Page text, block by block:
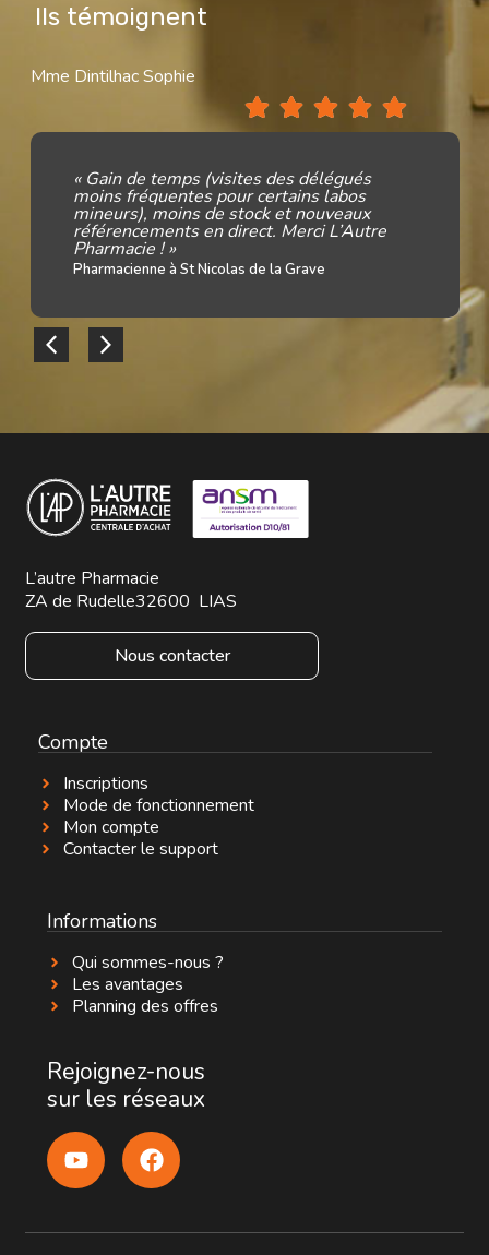
Ils témoignent
Mme Dintilhac Sophie
« Gain de temps (visites des délégués
moins fréquentes pour certains labos
mineurs), moins de stock et nouveaux
référencements en direct. Merci L’Autre
Pharmacie ! »
Pharmacienne à St Nicolas de la Grave
L’autre Pharmacie
ZA de Rudelle32600 LIAS
Nous contacter
Compte
Inscriptions
Mode de fonctionnement
Mon compte
Contacter le support
Informations
Qui sommes-nous ?
Les avantages
Planning des offres
Rejoignez-nous
sur les réseaux